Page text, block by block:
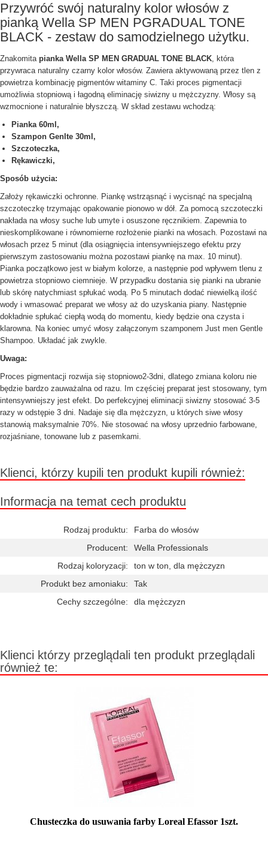
Przywróć swój naturalny kolor włosów z
pianką Wella SP MEN PGRADUAL TONE
BLACK - zestaw do samodzielnego użytku.
Znakomita pianka Wella SP MEN GRADUAL TONE BLACK, która
przywraca naturalny czarny kolor włosów. Zawiera aktywowaną przez tlen z
powietrza kombinację pigmentów witaminy C. Taki proces pigmentacji
umożliwia stopniową i łagodną eliminację siwizny u mężczyzny. Włosy są
wzmocnione i naturalnie błyszczą. W skład zestawu wchodzą:
Pianka 60ml,
Szampon Genlte 30ml,
Szczoteczka,
Rękawiczki,
Sposób użycia:
Założy rękawiczki ochronne. Piankę wstrząsnąć i wycisnąć na specjalną
szczoteczkę trzymając opakowanie pionowo w dół. Za pomocą szczoteczki
nakłada na włosy suche lub umyte i osuszone ręcznikiem. Zapewnia to
nieskomplikowane i równomierne rozłożenie pianki na włosach. Pozostawi na
włosach przez 5 minut (dla osiągnięcia intensywniejszego efektu przy
pierwszym zastosowaniu można pozostawi piankę na max. 10 minut).
Pianka początkowo jest w białym kolorze, a następnie pod wpływem tlenu z
powietrza stopniowo ciemnieje. W przypadku dostania się pianki na ubranie
lub skórę natychmiast spłukać wodą. Po 5 minutach dodać niewielką ilość
wody i wmasować preparat we włosy aż do uzyskania piany. Następnie
dokładnie spłukać ciepłą wodą do momentu, kiedy będzie ona czysta i
klarowna. Na koniec umyć włosy załączonym szamponem Just men Gentle
Shampoo. Układać jak zwykle.
Uwaga:
Proces pigmentacji rozwija się stopniowo2-3dni, dlatego zmiana koloru nie
będzie bardzo zauważalna od razu. Im częściej preparat jest stosowany, tym
intensywniejszy jest efekt. Do perfekcyjnej eliminacji siwizny stosować 3-5
razy w odstępie 3 dni. Nadaje się dla mężczyzn, u których siwe włosy
stanowią maksymalnie 70%. Nie stosować na włosy uprzednio farbowane,
rozjaśniane, tonowane lub z pasemkami.
Klienci, którzy kupili ten produkt kupili również:
Informacja na temat cech produktu
Rodzaj produktu:
Farba do włosów
Producent:
Wella Professionals
Rodzaj koloryzacji:
ton w ton, dla mężczyzn
Produkt bez amoniaku:
Tak
Cechy szczególne:
dla mężczyzn
Klienci którzy przeglądali ten produkt przeglądali
również te:
Chusteczka do usuwania farby Loreal Efassor 1szt.